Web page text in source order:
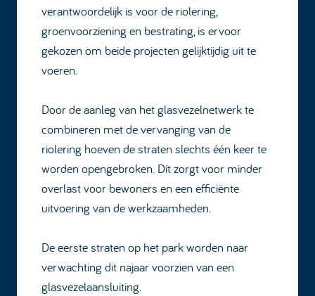
verantwoordelijk is voor de riolering,
groenvoorziening en bestrating, is ervoor
gekozen om beide projecten gelijktijdig uit te
voeren.
Door de aanleg van het glasvezelnetwerk te
combineren met de vervanging van de
riolering hoeven de straten slechts één keer te
worden opengebroken. Dit zorgt voor minder
overlast voor bewoners en een efficiënte
uitvoering van de werkzaamheden.
De eerste straten op het park worden naar
verwachting dit najaar voorzien van een
glasvezelaansluiting.